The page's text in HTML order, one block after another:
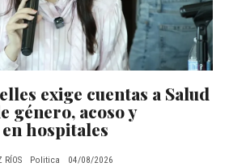
exige cuentas a Salud
género, acoso y
hospitales
RÍOS Politica 04/08/2026